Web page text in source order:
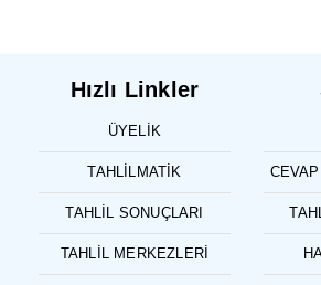
Hızlı Linkler
ÜYELIK
TAHLILMATIK
TAHLIL SONUÇLARI
TAHLIL MERKEZLERI